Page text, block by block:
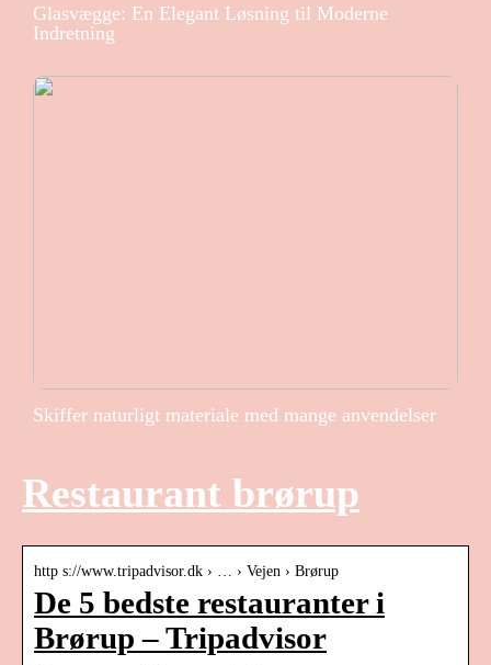
Glasvægge: En Elegant Løsning til Moderne
Indretning
Skiffer naturligt materiale med mange anvendelser
Restaurant brørup
http s://www.tripadvisor.dk › … › Vejen › Brørup
De 5 bedste restauranter i
Brørup – Tripadvisor